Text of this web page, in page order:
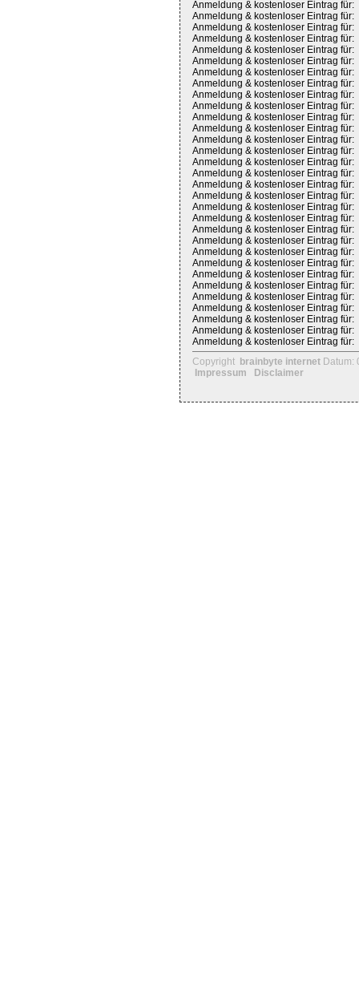
Anmeldung & kostenloser Eintrag für:
Anmeldung & kostenloser Eintrag für:
Anmeldung & kostenloser Eintrag für:
Anmeldung & kostenloser Eintrag für:
Anmeldung & kostenloser Eintrag für:
Anmeldung & kostenloser Eintrag für:
Anmeldung & kostenloser Eintrag für:
Anmeldung & kostenloser Eintrag für:
Anmeldung & kostenloser Eintrag für:
Anmeldung & kostenloser Eintrag für:
Anmeldung & kostenloser Eintrag für:
Anmeldung & kostenloser Eintrag für:
Anmeldung & kostenloser Eintrag für:
Anmeldung & kostenloser Eintrag für:
Anmeldung & kostenloser Eintrag für:
Anmeldung & kostenloser Eintrag für:
Anmeldung & kostenloser Eintrag für:
Anmeldung & kostenloser Eintrag für:
Anmeldung & kostenloser Eintrag für:
Anmeldung & kostenloser Eintrag für:
Anmeldung & kostenloser Eintrag für:
Anmeldung & kostenloser Eintrag für:
Anmeldung & kostenloser Eintrag für:
Anmeldung & kostenloser Eintrag für:
Anmeldung & kostenloser Eintrag für:
Anmeldung & kostenloser Eintrag für:
Anmeldung & kostenloser Eintrag für:
Anmeldung & kostenloser Eintrag für:
Anmeldung & kostenloser Eintrag für:
Anmeldung & kostenloser Eintrag für:
Anmeldung & kostenloser Eintrag für:
Copyright brainbyte internet Datum:
Impressum
Disclaimer